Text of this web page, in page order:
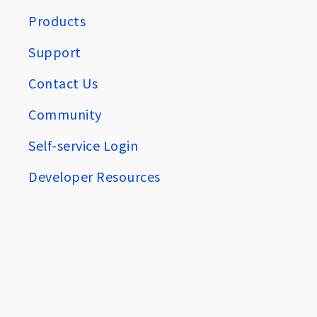
Products
Support
Contact Us
Community
Self-service Login
Developer Resources